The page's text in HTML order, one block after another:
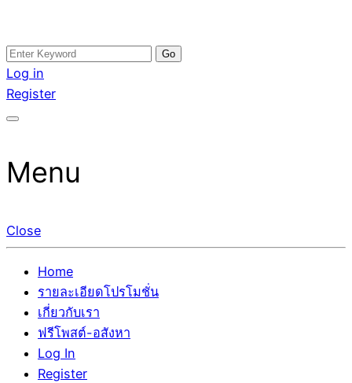
Skip
to
content
อสังหาโพสต์ รีวิวเยอะ รับจ้างโพสต์ขายบ้าน รับจ้างโพสต์อสัง
หา แตกต่างอย่างตั้งใจ รับรองผล อันดับ1 การโพสต์ขายอสังหา
กับทีมงานบริษัท บ้าน ที่ดิน คอนโด ติดGoogleหน้าแรกได้จริงๆ
รับจ้างโพสอสังหา ขายบ้าน อสังหาโพสต์ เชื่อถือได้จริง รับ
โพสต์ ที่ดิน กับทีมงานบริษัท ถูกและดีที่สุด ไม่มีค่านายหน้า
ขายได้จริงๆ ช่วยสร้างโอกาสในการขายได้มากกว่า ที่เดียว ที่
Search
for:
Log in
Register
Menu
Close
Home
รายละเอียดโปรโมชั่น
เกี่ยวกับเรา
ฟรีโพสต์-อสังหา
Log In
Register